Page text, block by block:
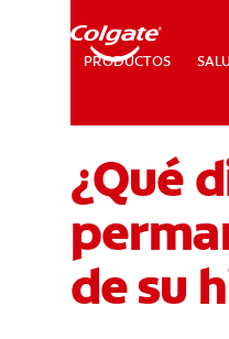
PRODUCTOS
PARA PROFESIONALES
PRODUCTOS
¿Qué
de su